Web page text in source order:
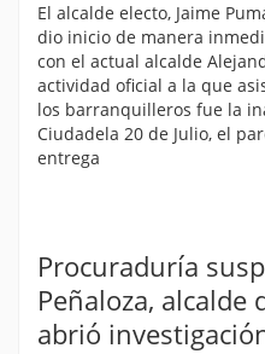
El alcalde electo, Jaime
dio inicio de manera
con el actual alcalde
actividad oficial a la que
los barranquilleros fue la
Ciudadela 20 de Julio, el
entrega
Procuraduría
Peñaloza, alcalde
abrió